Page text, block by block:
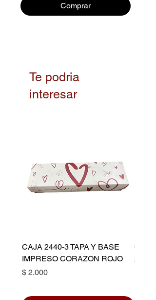
Comprar
Te podria
interesar
CAJA 2440-3 TAPA Y BASE
IMPRESO CORAZON ROJO
Precio
$ 2.000
Precio
$